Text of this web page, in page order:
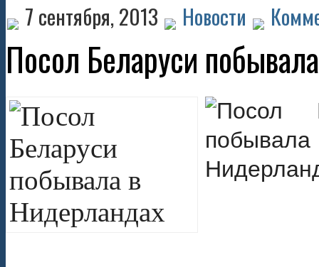
7 сентября, 2013 Новости
Посол Беларуси